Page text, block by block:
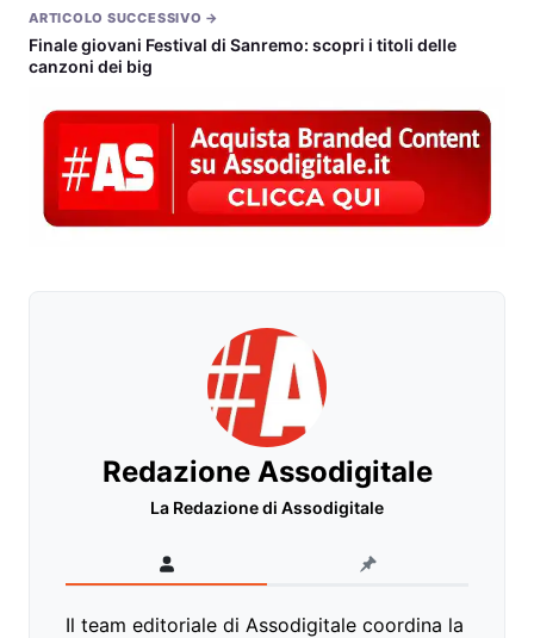
ARTICOLO SUCCESSIVO →
Finale giovani Festival di Sanremo: scopri i titoli delle
canzoni dei big
Redazione Assodigitale
La Redazione di Assodigitale
Il team editoriale di Assodigitale coordina la